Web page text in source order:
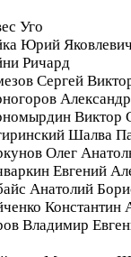
Уго
Юрий
Ричард
Сергей
Виктор
Шалва
Олег
Евгений
Анатолий
Константин
Владимир